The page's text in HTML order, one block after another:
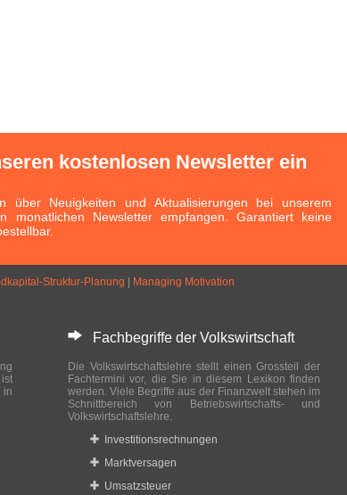
kostenlosen Newsletter ein
Neuigkeiten und Aktualisierungen bei unserem
monatlichen Newsletter empfangen. Garantiert keine
Struktur-Planung Managing Motivation
in
Fachbegriffe der Volkswirtschaft
Die Volkswirtschaftslehre stellt einen Grossteil der
Fachtermini vor, die Sie in diesem Lexikon finden
werden. Viele Begriffe aus der Finanzwelt stehen im
Schnittbereich von Betriebswirtschafts- und
Volkswirtschaftslehre.
Investitionsrechnungen
Marktversagen
Umsatzsteuer